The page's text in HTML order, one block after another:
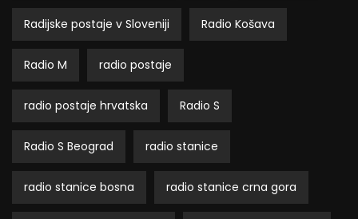
Radijske postaje v Sloveniji Radio Košava
Radio M radio postaje
radio postaje hrvatska Radio S
Radio S Beograd radio stanice
radio stanice bosna radio stanice crna gora